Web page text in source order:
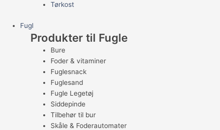
Tørkost
Fugl
Produkter til Fugle
Bure
Foder & vitaminer
Fuglesnack
Fuglesand
Fugle Legetøj
Siddepinde
Tilbehør til bur
Skåle & Foderautomater